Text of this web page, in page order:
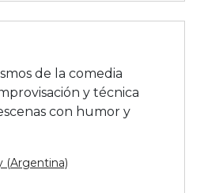
de la comedia
y técnica
con humor y
(Argentina)